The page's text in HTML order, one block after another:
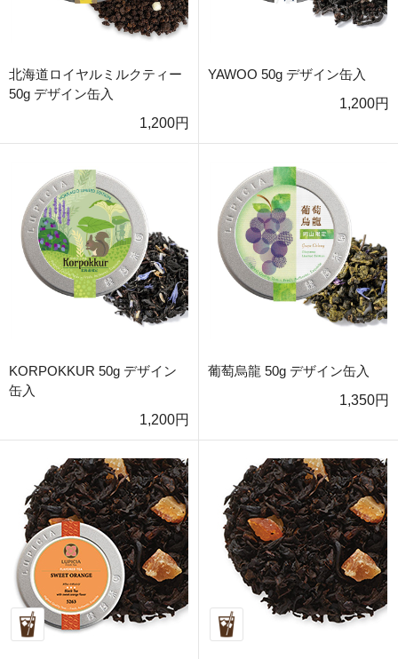
北海道ロイヤルミルクティー
50g デザイン缶入
1,200円
YAWOO 50g デザイン缶入
1,200円
KORPOKKUR 50g デザイン
缶入
1,200円
葡萄烏龍 50g デザイン缶入
1,350円